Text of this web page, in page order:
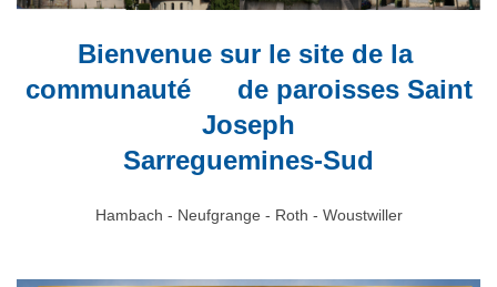
Bienvenue sur le site de la
communauté
de paroisses Saint
Joseph
Sarreguemines-Sud
Hambach - Neufgrange - Roth - Woustwiller